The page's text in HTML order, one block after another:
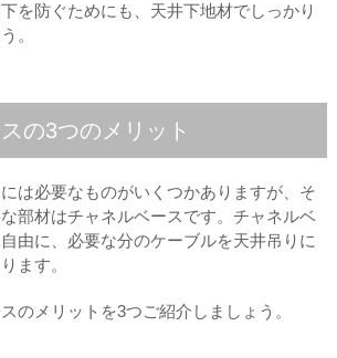
を防ぐためにも、天井下地材でしっかり
。
の3つのメリット
は必要なものがいくつかありますが、そ
部材はチャネルベースです。チャネルベ
由に、必要な分のケーブルを天井吊りに
ます。
のメリットを3つご紹介しましょう。